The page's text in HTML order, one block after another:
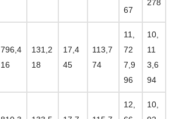
67
278
796,4
16
131,2
18
17,4
45
113,7
74
11,
72
7,9
96
10,
11
3,6
94
12,
10,